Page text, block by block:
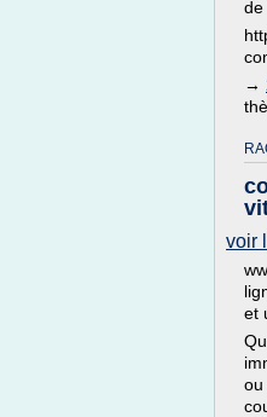
de
→
voir
et
ou